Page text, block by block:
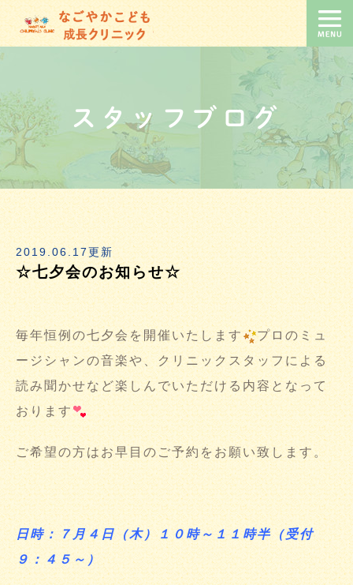
スタッフブログ
2019.06.17更新
☆七夕会のお知らせ☆
毎年恒例の七夕会を開催いたします
プロのミュ
ージシャンの音楽や、クリニックスタッフによる
読み聞かせなど楽しんでいただける内容となって
おります
ご希望の方はお早目のご予約をお願い致します。
日時：７月４日（木）１０時～１１時半（受付
９：４５～）